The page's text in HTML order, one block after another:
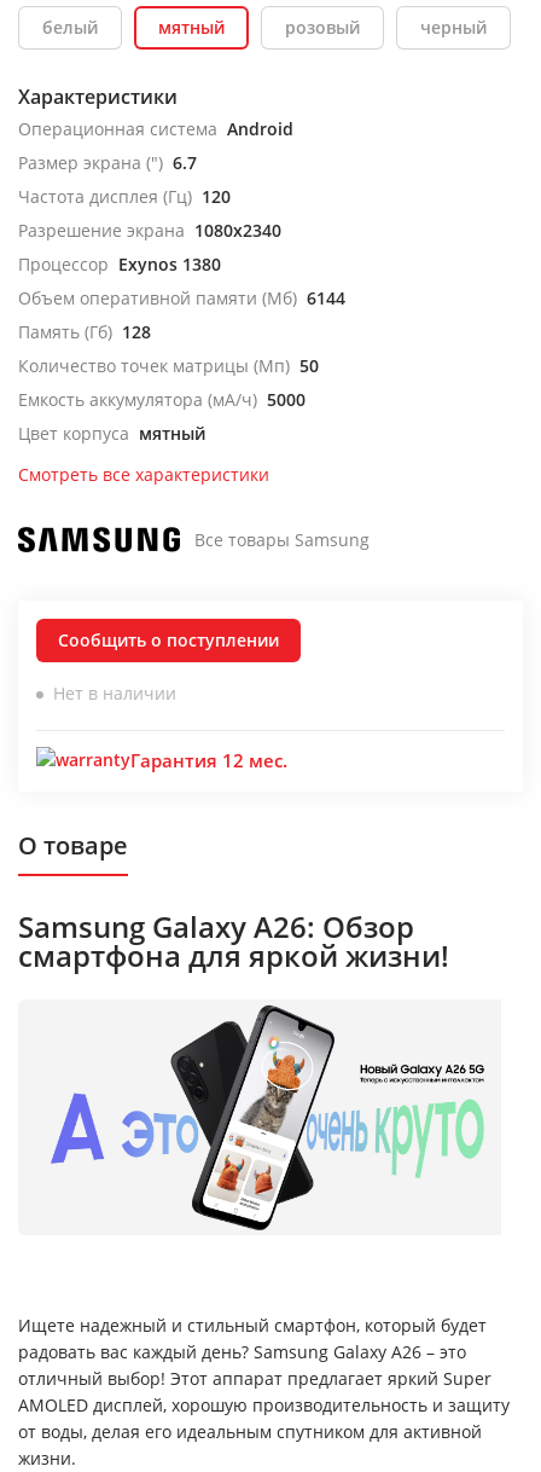
белый мятный розовый черный
Характеристики
Операционная система Android
Размер экрана (") 6.7
Частота дисплея (Гц) 120
Разрешение экрана 1080x2340
Процессор Exynos 1380
Объем оперативной памяти (Мб) 6144
Память (Гб) 128
Количество точек матрицы (Мп) 50
Емкость аккумулятора (мА/ч) 5000
Цвет корпуса мятный
Смотреть все характеристики
Все товары Samsung
Сообщить о поступлении
Нет в наличии
Гарантия 12 мес.
О товаре
Samsung Galaxy A26: Обзор
смартфона для яркой жизни!
Ищете надежный и стильный смартфон, который будет
радовать вас каждый день? Samsung Galaxy A26 – это
отличный выбор! Этот аппарат предлагает яркий Super
AMOLED дисплей, хорошую производительность и защиту
от воды, делая его идеальным спутником для активной
жизни.